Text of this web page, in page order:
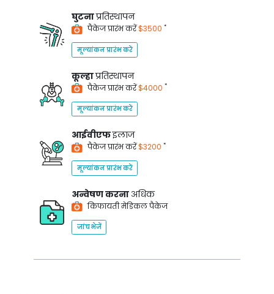
घुटनाप्रतिस्थापन
पैकेज प्रारंभ करें$3500 *
मूल्यांकन प्रारंभ करें
कूल्हाप्रतिस्थापन
पैकेज प्रारंभ करें$4000 *
मूल्यांकन प्रारंभ करें
आईवीएफइलाज
पैकेज प्रारंभ करें$3200 *
मूल्यांकन प्रारंभ करें
अन्वेषण करना अधिक
किफायती मेडिकल पैकेज
जांच भेजें